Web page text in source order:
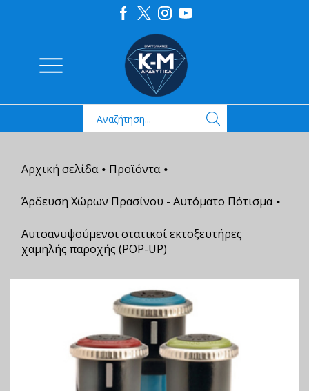
Αρχική σελίδα • Προϊόντα •
Άρδευση Χώρων Πρασίνου - Αυτόματο Πότισμα •
Αυτοανυψούμενοι στατικοί εκτοξευτήρες
χαμηλής παροχής (POP-UP)